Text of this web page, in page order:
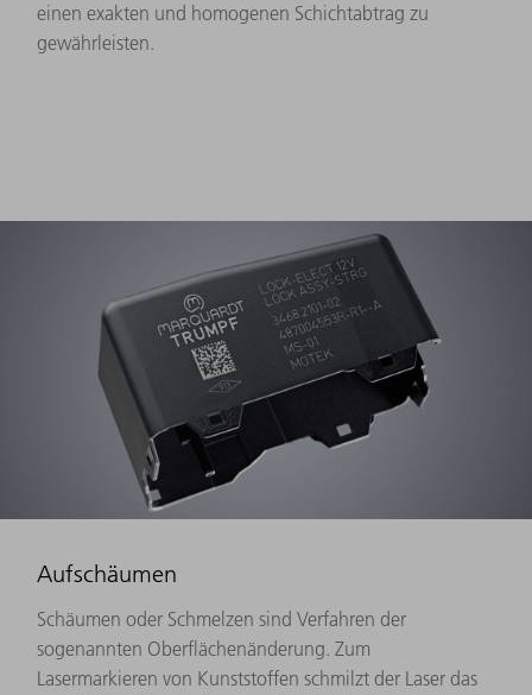
einen exakten und homogenen Schichtabtrag zu
gewährleisten.
Aufschäumen
Schäumen oder Schmelzen sind Verfahren der
sogenannten Oberflächenänderung. Zum
Lasermarkieren von Kunststoffen schmilzt der Laser das